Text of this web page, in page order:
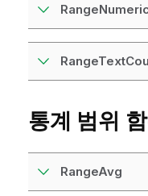
통계 범위
RangeAvg